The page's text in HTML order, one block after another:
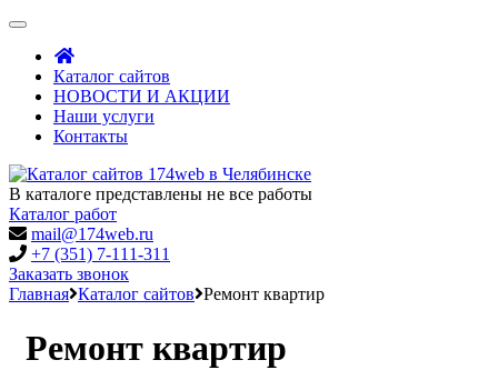
Toggle
navigation
Каталог сайтов
НОВОСТИ И АКЦИИ
Наши услуги
Контакты
В каталоге представлены не все работы
Каталог работ
mail@174web.ru
+7 (351) 7-111-311
Заказать звонок
Главная Каталог сайтов Ремонт квартир
Ремонт квартир